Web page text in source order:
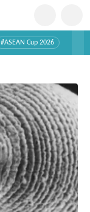
#ASEAN Cup 2026